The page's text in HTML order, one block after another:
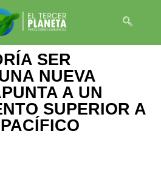
SER
NUEVA
A UN
SUPERIOR A